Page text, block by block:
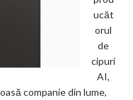
ucăt
orul
de
cipuri
AI,
companie din lume,